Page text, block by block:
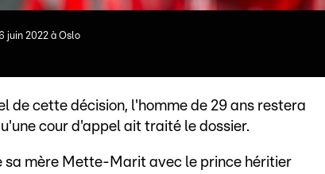
juin 2022 à Oslo
cette décision, l'homme de 29 ans restera
cour d'appel ait traité le dossier.
sa mère Mette-Marit avec le prince héritier